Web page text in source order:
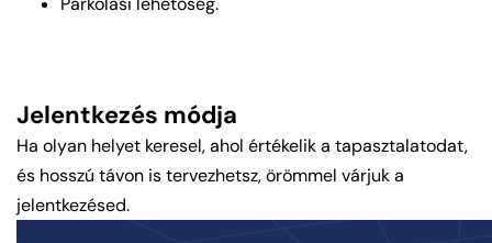
Jelentkezés módja
Ha olyan helyet keresel, ahol értékelik a tapasztalatodat,
és hosszú távon is tervezhetsz, örömmel várjuk a
jelentkezésed.